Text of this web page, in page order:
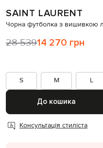
Схожі товари
SAINT LAURENT
Чорна футболка з вишивкою
28 53914 270 грн
S
M L
До кошика
Консультація стиліста